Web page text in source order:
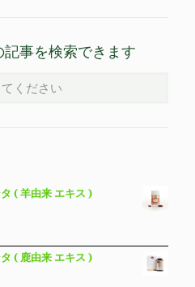
事を検索できます
( 羊由来 エキス )
( 鹿由来 エキス )